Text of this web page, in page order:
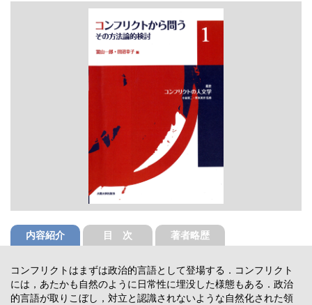
内容紹介 目 次 著者略歴
コンフリクトはまずは政治的言語として登場する．コンフリクト
には，あたかも自然のように日常性に埋没した様態もある．政治
的言語が取りこぼし，対立と認識されないような自然化された領